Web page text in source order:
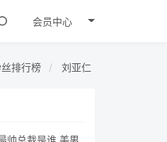
会员中心
排行榜 刘亚仁
帅总裁是谁 美男